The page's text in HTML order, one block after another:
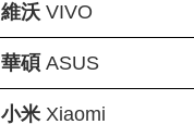
維沃VIVO
華碩 ASUS
小米Xiaomi